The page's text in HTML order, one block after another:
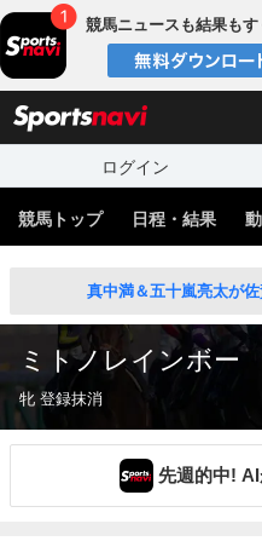
競馬ニュースも結果もす
ログイン
競馬トップ 日程・結果
真中満＆五十嵐亮太が佐
ミトノレインボー
牝 登録抹消
先週的中!